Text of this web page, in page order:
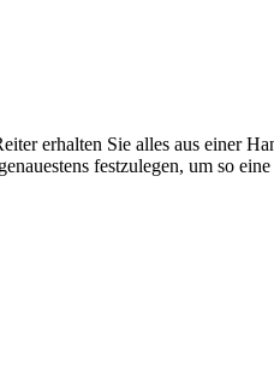
erhalten Sie alles aus einer
festzulegen, um so